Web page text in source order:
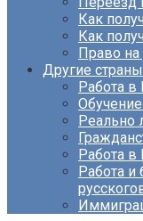
Как
Как
Право на
Другие страны
Работа в
Реально
Работа в
Работа и